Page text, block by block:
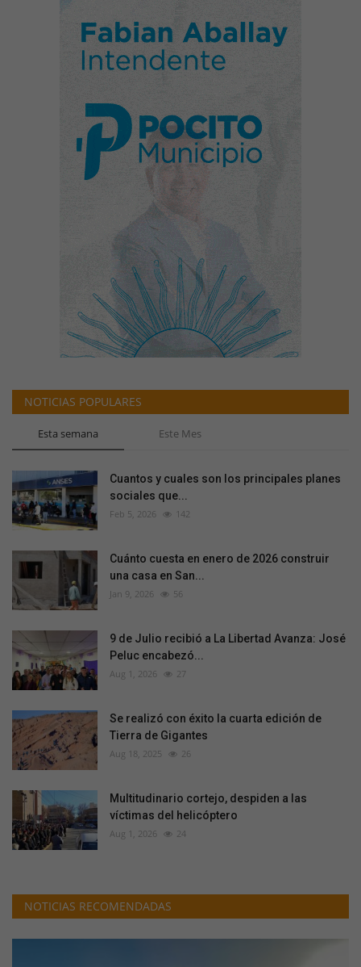
NOTICIAS POPULARES
Esta semana Este Mes
Cuantos y cuales son los principales planes
sociales que...
Feb 5, 2026 142
Cuánto cuesta en enero de 2026 construir
una casa en San...
Jan 9, 2026 56
9 de Julio recibió a La Libertad Avanza: José
Peluc encabezó...
Aug 1, 2026 27
Se realizó con éxito la cuarta edición de
Tierra de Gigantes
Aug 18, 2025 26
Multitudinario cortejo, despiden a las
víctimas del helicóptero
Aug 1, 2026 24
NOTICIAS RECOMENDADAS